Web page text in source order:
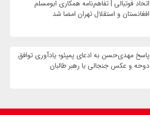
اتحاد فوتبالی | تفاهم‌نامه همکاری ابومسلم
افغانستان و استقلال تهران امضا شد
پاسخ مهدی‌حسن به ادعای پمپئو؛ یادآوری توافق
دوحه و عکس جنجالی با رهبر طالبان